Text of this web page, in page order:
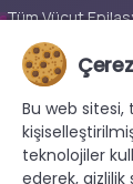
Tüm Vücut
Tüm Vücut
Protez Tırnak
İLETIŞIM
+90 533 038
Bu web
teknolojiler
ederek, gizlilik